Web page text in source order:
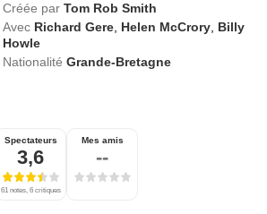
Créée par Tom Rob Smith
Avec Richard Gere Helen McCrory Billy
Howle
Nationalité Grande-Bretagne
Spectateurs
3,6
61 notes, 6 critiques
Mes amis
--